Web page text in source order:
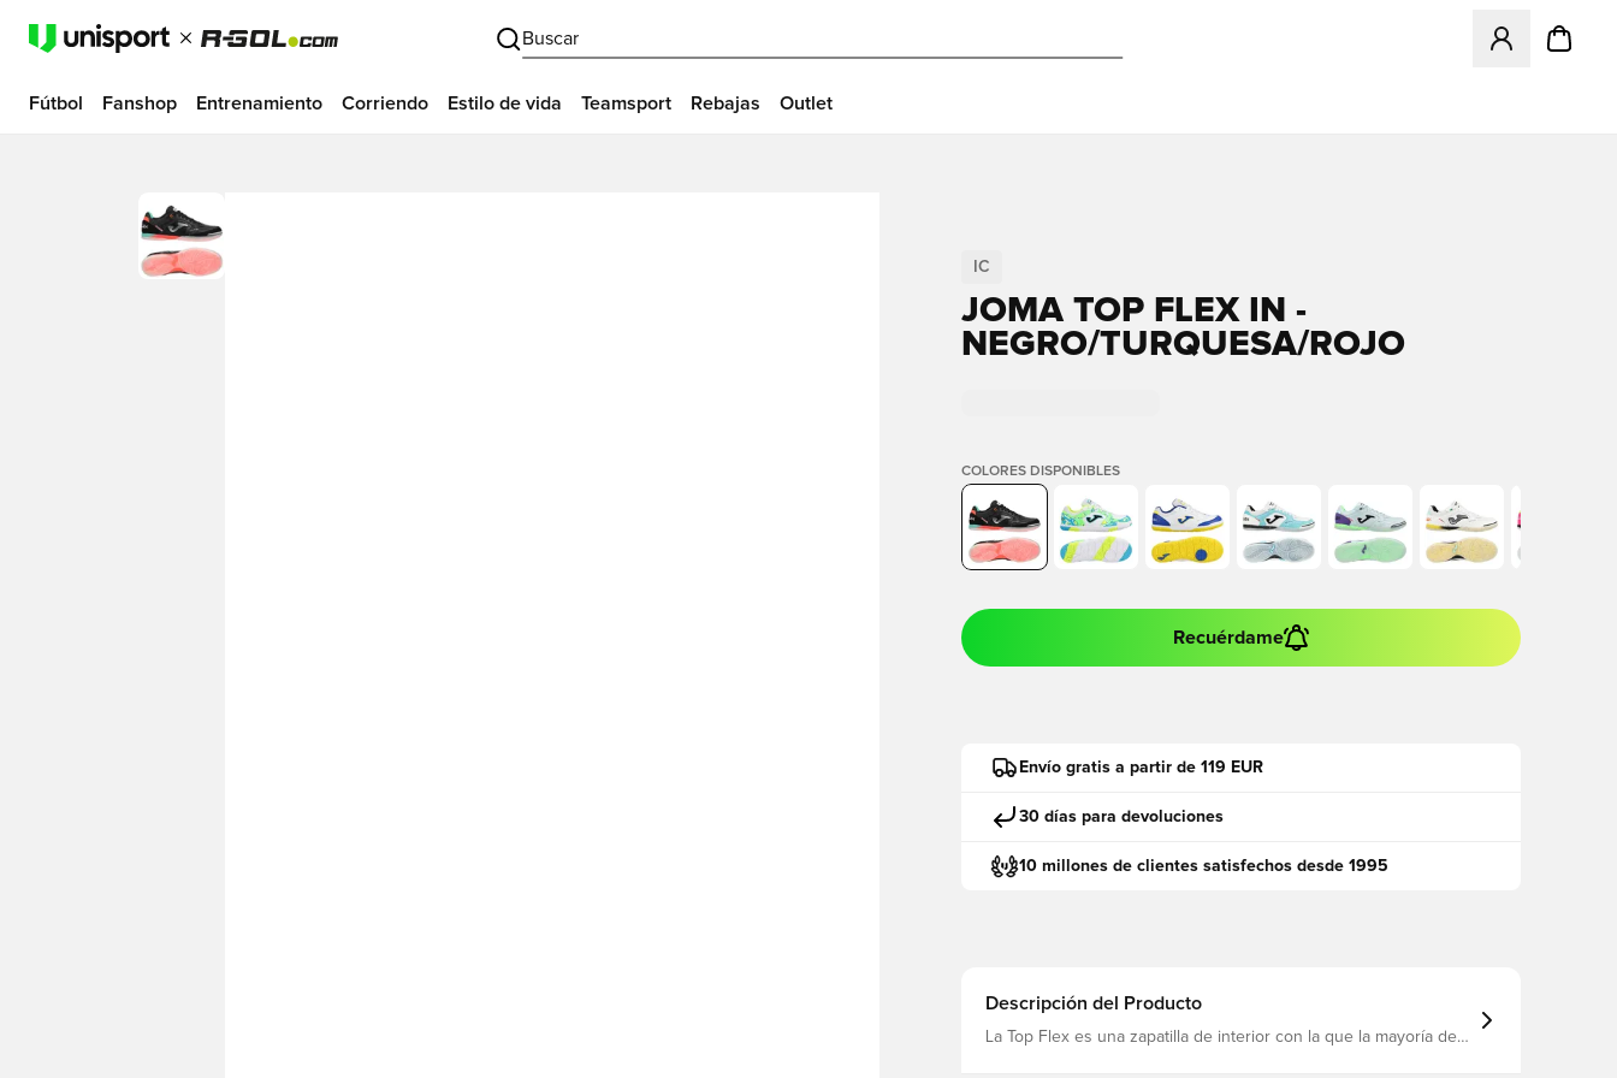
Buscar
Abre un modal
Fútbol Fanshop Entrenamiento Corriendo Estilo de vida Teamsport Rebajas Outlet
IC
JOMA TOP FLEX IN -
NEGRO/TURQUESA/ROJO
COLORES DISPONIBLES
Recuérdame
Envío gratis a partir de 119 EUR
30 días para devoluciones
10 millones de clientes satisfechos desde 1995
Descripción del Producto
La Top Flex es una zapatilla de interior con la que la mayoría de